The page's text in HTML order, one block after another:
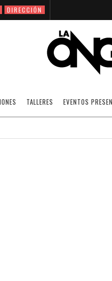
DIRECCIÓN
TALLERES EVENTOS
POR KATHY
15/02/2009 NOTICIAS · SIN